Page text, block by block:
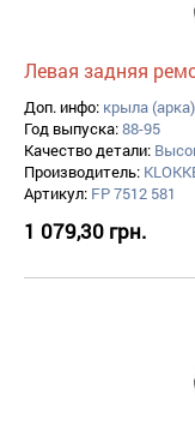
Левая задняя
Доп. инфо: крыла (арка)
Год выпуска:88-95
Качество детали:
Производитель:
Артикул: FP 7512 581
1 079,30 грн.